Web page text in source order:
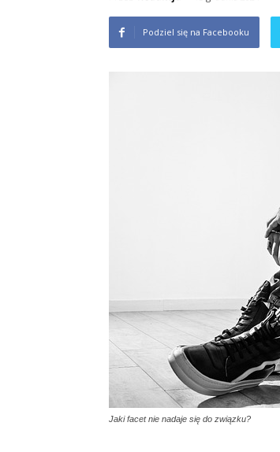
Podziel się na Facebooku
Jaki facet nie nadaje się do związku?